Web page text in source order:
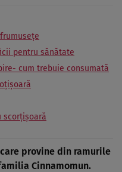
pentru sănătate
cum trebuie consumată
scorţişoară
provine din ramurile
Cinnamomun.